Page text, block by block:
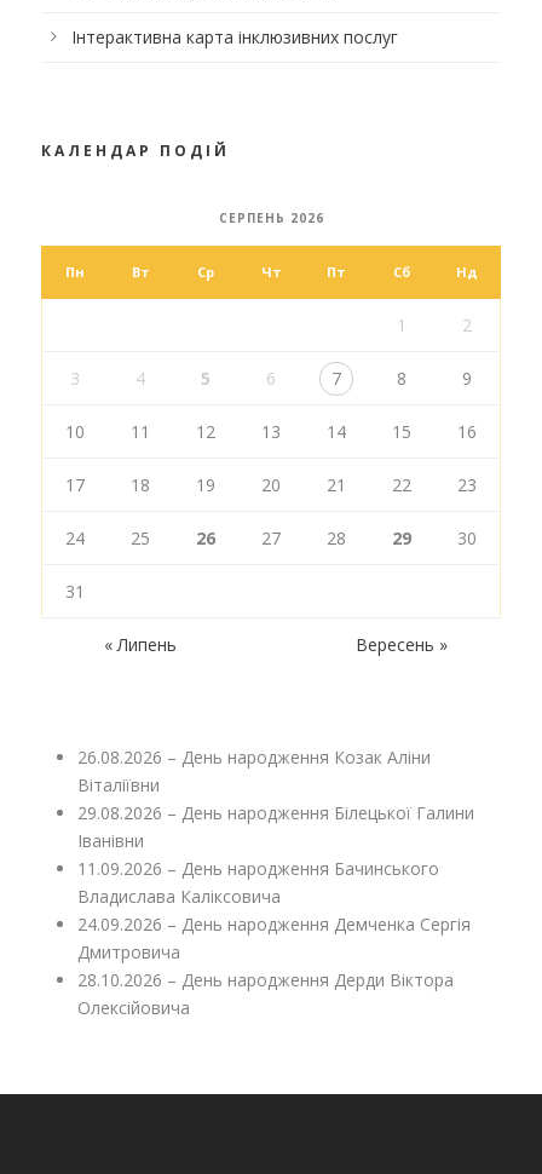
Інтерактивна карта інклюзивних послуг
КАЛЕНДАР ПОДІЙ
СЕРПЕНЬ 2026
Пн Вт Ср Чт Пт Сб Нд
1 2
3 4 5 6 7 8 9
10 11 12 13 14 15 16
17 18 19 20 21 22 23
24 25 26 27 28 29 30
31
« Липень Вересень »
26.08.2026 – День народження Козак Аліни
Віталіївни
29.08.2026 – День народження Білецької Галини
Іванівни
11.09.2026 – День народження Бачинського
Владислава Каліксовича
24.09.2026 – День народження Демченка Сергія
Дмитровича
28.10.2026 – День народження Дерди Віктора
Олексійовича